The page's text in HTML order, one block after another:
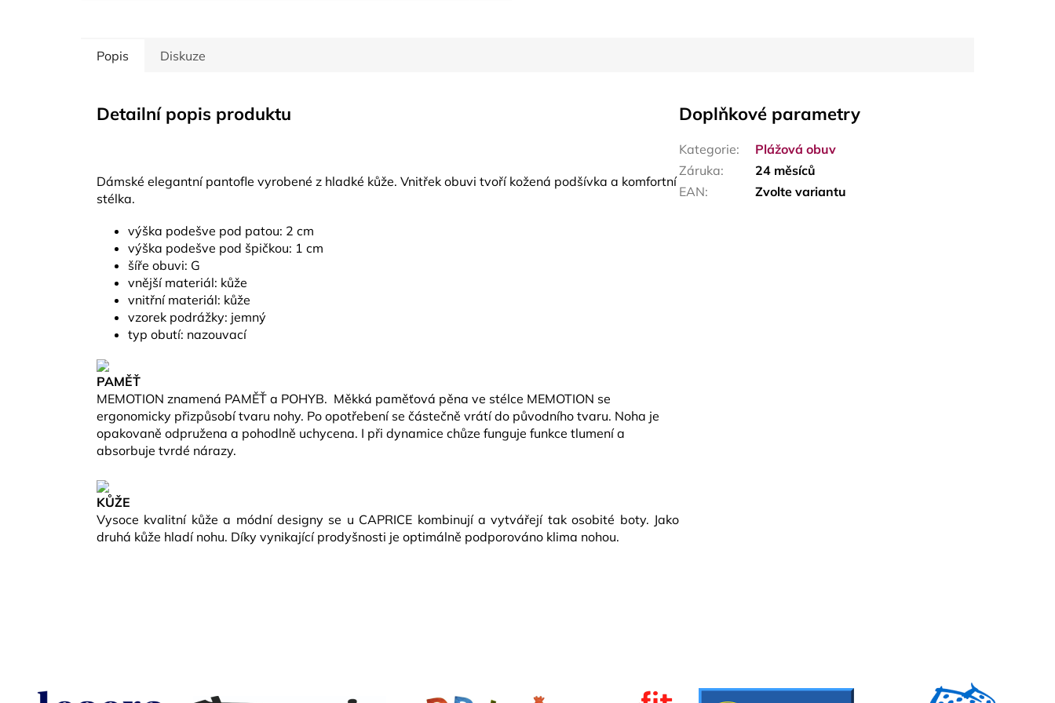
Popis Diskuze
Detailní popis produktu
Dámské elegantní pantofle vyrobené z hladké kůže. Vnitřek obuvi tvoří kožená podšívka a komfortní
stélka.
výška podešve pod patou: 2 cm
výška podešve pod špičkou: 1 cm
šíře obuvi: G
vnější materiál: kůže
vnitřní materiál: kůže
vzorek podrážky: jemný
typ obutí: nazouvací
PAMĚŤ
MEMOTION znamená PAMĚŤ a POHYB. Měkká paměťová pěna ve stélce MEMOTION se
ergonomicky přizpůsobí tvaru nohy. Po opotřebení se částečně vrátí do původního tvaru. Noha je
opakovaně odpružena a pohodlně uchycena. I při dynamice chůze funguje funkce tlumení a
absorbuje tvrdé nárazy.
KŮŽE
Vysoce kvalitní kůže a módní designy se u CAPRICE kombinují a vytvářejí tak osobité boty. Jako
druhá kůže hladí nohu. Díky vynikající prodyšnosti je optimálně podporováno klima nohou.
Doplňkové parametry
Kategorie:
Plážová obuv
Záruka:
24 měsíců
EAN: Zvolte variantu